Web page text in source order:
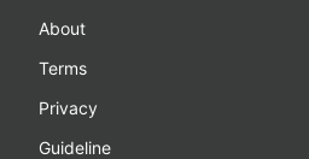
About
Terms
Privacy
Guideline